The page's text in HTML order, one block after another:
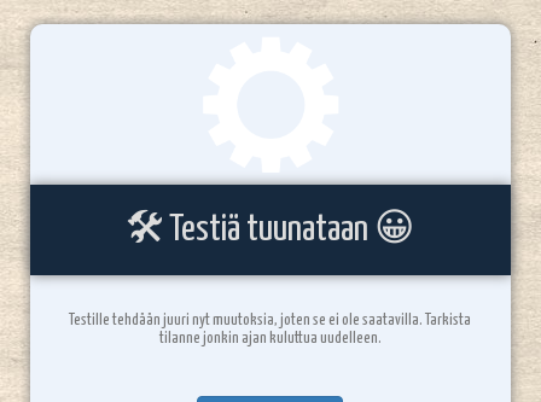
🛠️ Testiä tuunataan 😀
Testille tehdään juuri nyt muutoksia, joten se ei ole saatavilla. Tarkista
tilanne jonkin ajan kuluttua uudelleen.